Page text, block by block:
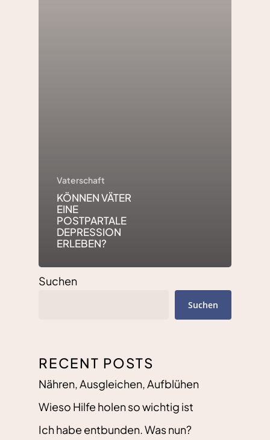
Vaterschaft
KÖNNEN VÄTER
EINE
POSTPARTALE
DEPRESSION
ERLEBEN?
Suchen
Suchen
RECENT POSTS
Nähren, Ausgleichen, Aufblühen
Wieso Hilfe holen so wichtig ist
Ich habe entbunden. Was nun?